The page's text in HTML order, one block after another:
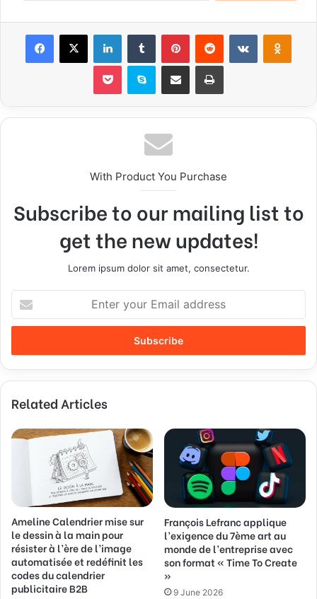
With Product You Purchase
Subscribe to our mailing list to
get the new updates!
Lorem ipsum dolor sit amet, consectetur.
t
r
y
u
E
a
d
d
r
e
s
s
Related Articles
Ameline Calendrier mise sur
le dessin à la main pour
résister à l’ère de l’image
automatisée et redéfinit les
codes du calendrier
publicitaire B2B
François Lefranc applique
l’exigence du 7ème art au
monde de l’entreprise avec
son format « Time To Create
»
9 June 2026